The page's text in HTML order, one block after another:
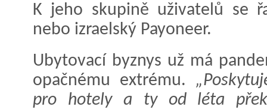
K jeho skupině uživatelů se
nebo izraelský Payoneer.
Ubytovací byznys už má
opačnému extrému.
pro hotely a ty od léta